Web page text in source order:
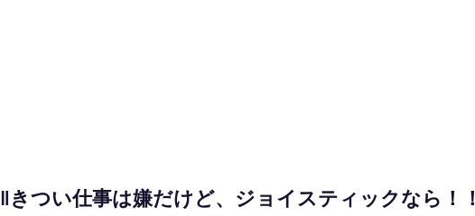
‖きつい仕事は嫌だけど、ジョイスティックなら！！